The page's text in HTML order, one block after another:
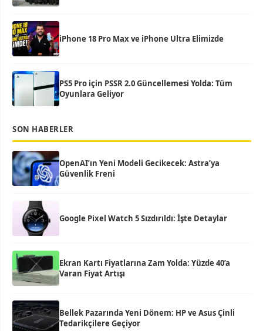
iPhone 18 Pro Max ve iPhone Ultra Elimizde
PS5 Pro için PSSR 2.0 Güncellemesi Yolda: Tüm
Oyunlara Geliyor
SON HABERLER
OpenAI’ın Yeni Modeli Gecikecek: Astra’ya
Güvenlik Freni
Google Pixel Watch 5 Sızdırıldı: İşte Detaylar
Ekran Kartı Fiyatlarına Zam Yolda: Yüzde 40’a
Varan Fiyat Artışı
Bellek Pazarında Yeni Dönem: HP ve Asus Çinli
Tedarikçilere Geçiyor